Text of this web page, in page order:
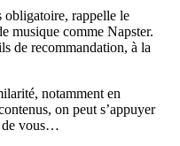
obligatoire, rappelle le
musique comme Napster.
de recommandation, à la
notamment en
on peut s’appuyer
de vous…